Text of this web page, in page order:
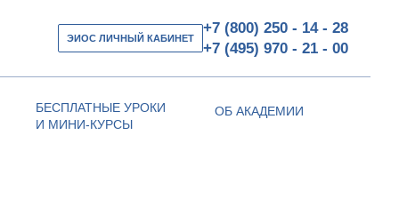
ЭИОС ЛИЧНЫЙ КАБИНЕТ
+7 (800) 250 - 14 - 28
+7 (495) 970 - 21 - 00
БЕСПЛАТНЫЕ УРОКИ
И МИНИ-КУРСЫ
ОБ АКАДЕМИИ